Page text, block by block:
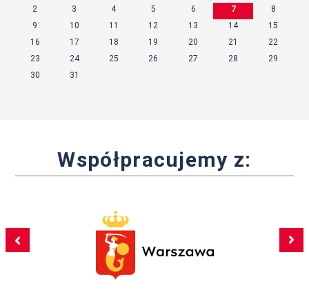
2
3 4 5 6 7
8
9
10 11 12 13 14
15
16
17 18 19 20 21
22
23
24 25 26 27 28
29
30
31
Współpracujemy z: